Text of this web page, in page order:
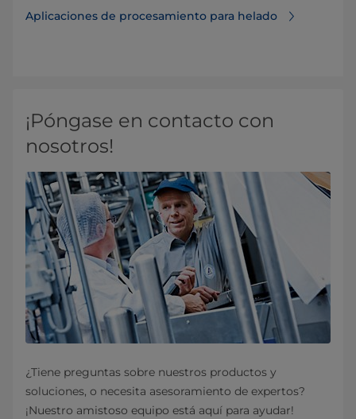
Aplicaciones de procesamiento para helado
¡Póngase en contacto con
nosotros!
¿Tiene preguntas sobre nuestros productos y
soluciones, o necesita asesoramiento de expertos?
¡Nuestro amistoso equipo está aquí para ayudar!